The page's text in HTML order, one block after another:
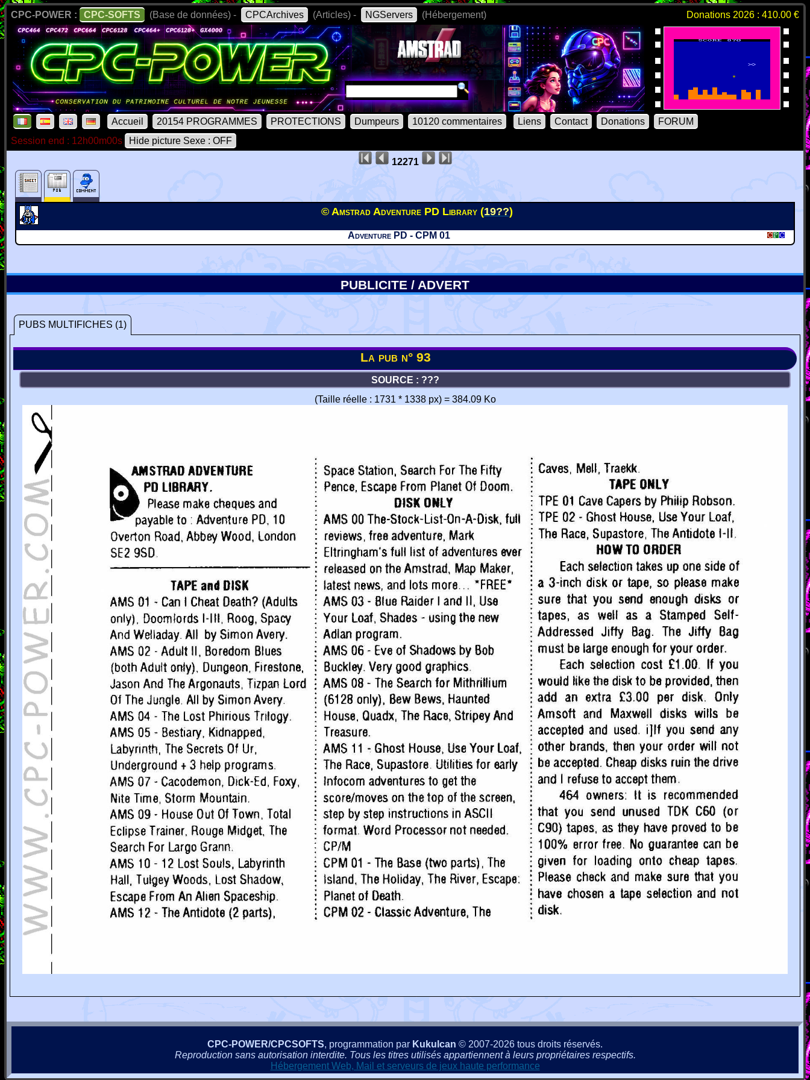
CPC-POWER : CPC-SOFTS (Base de données) - CPCArchives (Articles) - NGServers (Hébergement) Donations 2026 : 410.00 €
Accueil 20154 PROGRAMMES PROTECTIONS Dumpeurs 10120 commentaires Liens Contact Donations
FORUM
Session end : 12h00m00s
Hide picture Sexe : OFF
12271
© Amstrad Adventure PD Library (19??)
Adventure PD - CPM 01
PUBLICITE / ADVERT
PUBS MULTIFICHES (1)
La pub n° 93
SOURCE : ???
(Taille réelle : 1731 * 1338 px) = 384.09 Ko
CPC-POWER/CPCSOFTS, programmation par Kukulcan © 2007-2026 tous droits réservés.
Reproduction sans autorisation interdite. Tous les titres utilisés appartiennent à leurs propriétaires respectifs.
Hébergement Web, Mail et serveurs de jeux haute performance